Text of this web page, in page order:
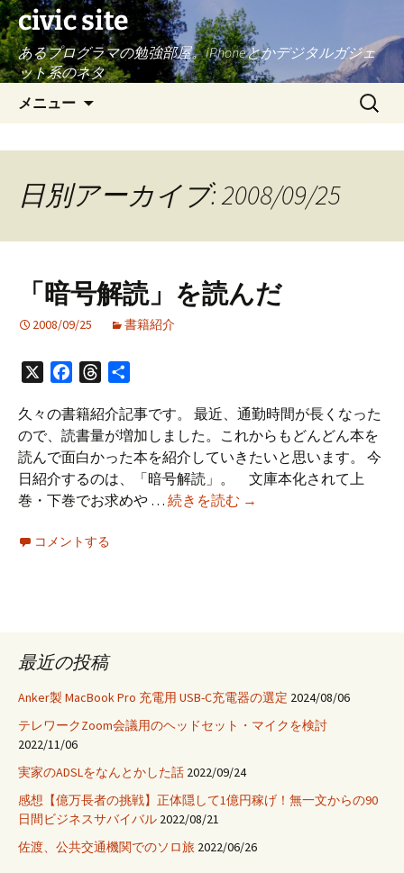
civic site
あるプログラマの勉強部屋。iPhoneとかデジタルガジェ
ット系のネタ
メニュー
へ
キ
プ
検
索:
日別アーカイブ: 2008/09/25
「暗号解読」を読んだ
2008/09/25 書籍紹介
FacebookThreads
久々の書籍紹介記事です。 最近、通勤時間が長くなった
ので、読書量が増加しました。これからもどんどん本を
読んで面白かった本を紹介していきたいと思います。 今
日紹介するのは、「暗号解読」。 文庫本化されて上
巻・下巻でお求めや … 続きを読む 「暗
→
コメントする
最近の投稿
Anker製 MacBook Pro 充電用 USB-C充電器の選定 2024/08/06
テレワークZoom会議用のヘッドセット・マイクを検討
2022/11/06
実家のADSLをなんとかした話 2022/09/24
感想【億万長者の挑戦】正体隠して1億円稼げ！無一文からの90
日間ビジネスサバイバル 2022/08/21
佐渡、公共交通機関でのソロ旅 2022/06/26